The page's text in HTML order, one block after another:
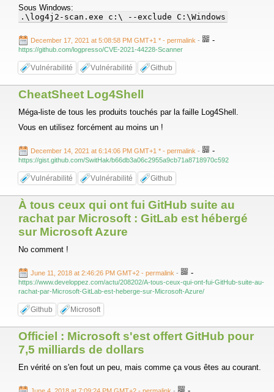
Sous Windows:
.\log4j2-scan.exe c:\ --exclude C:\Windows
December 17, 2021 at 5:08:58 PM GMT+1 * - permalink - -
https://github.com/logpresso/CVE-2021-44228-Scanner
Vulnérabilité Vulnérabilité Github
CheatSheet Log4Shell
Méga-liste de tous les produits touchés par la faille Log4Shell.
Vous en utilisez forcément au moins un !
December 14, 2021 at 6:14:06 PM GMT+1 * - permalink - -
https://gist.github.com/SwitHak/b66db3a06c2955a9cb71a8718970c592
Vulnérabilité Vulnérabilité Github
À tous ceux qui ont fui GitHub suite au
rachat par Microsoft : GitLab est hébergé
sur Microsoft Azure
No comment !
June 11, 2018 at 2:46:26 PM GMT+2 - permalink - -
https://www.developpez.com/actu/208202/A-tous-ceux-qui-ont-fui-GitHub-suite-au-
rachat-par-Microsoft-GitLab-est-heberge-sur-Microsoft-Azure/
Github Microsoft
Officiel : Microsoft s'est offert GitHub pour
7,5 milliards de dollars
En vérité on s'en fout un peu, mais comme ça vous êtes au courant.